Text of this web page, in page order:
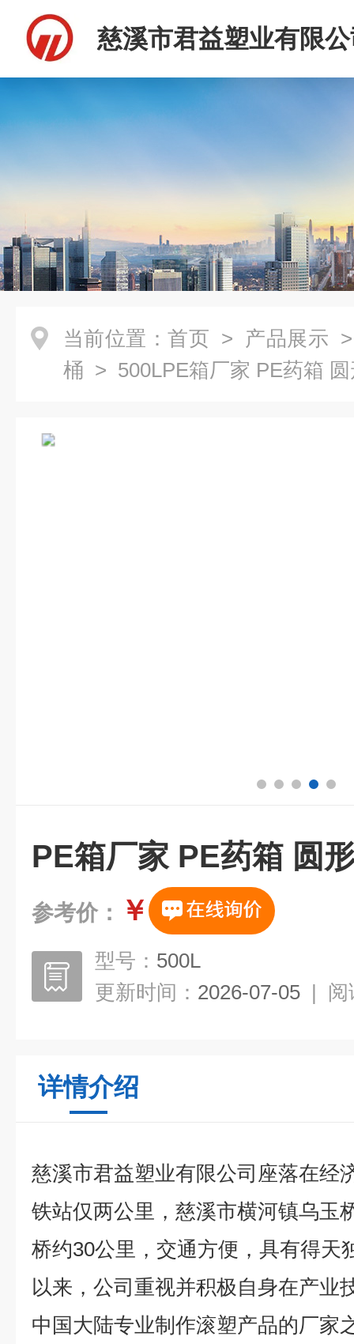
慈溪市君益塑业有限
当前位置： 首页 > 产品展示
桶 > 500LPE箱厂家 PE药箱
PE箱厂家 PE药箱 圆
参考价： ￥
型号： 500L
更新时间： 2026-07-05 | 阅
详情介绍
慈溪市君益塑业有限公司座落在经
铁站仅两公里，慈溪市横河镇乌玉
桥约30公里，交通方便，具有得天
以来，公司重视并积极自身在产业
中国大陆专业制作滚塑产品的厂家